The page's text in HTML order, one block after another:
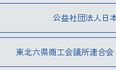
公益社団法人日
東北六県商工会議所連合会